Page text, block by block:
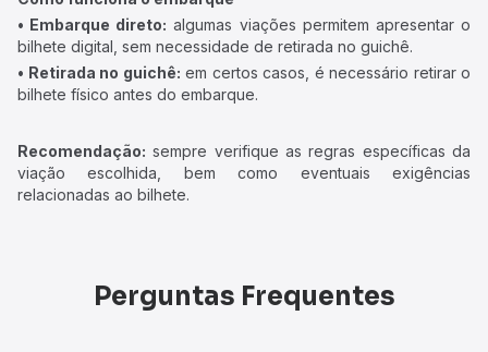
• Embarque direto: algumas viações permitem apresentar o
bilhete digital, sem necessidade de retirada no guichê.
• Retirada no guichê: em certos casos, é necessário retirar o
bilhete físico antes do embarque.
Recomendação: sempre verifique as regras específicas da
viação escolhida, bem como eventuais exigências
relacionadas ao bilhete.
Perguntas Frequentes